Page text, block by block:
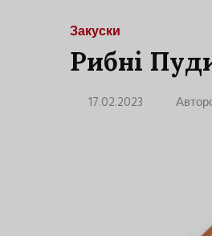
Закуски
Рибні
17.02.2023